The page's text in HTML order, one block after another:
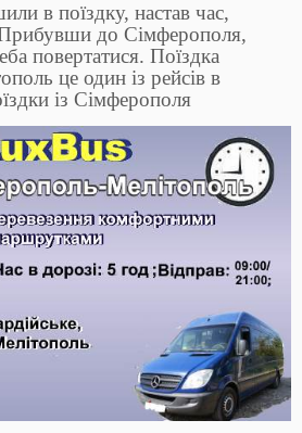
в поїздку, настав час,
Прибувши до Сімферополя,
повертатися. Поїздка
це один із рейсів в
із Сімферополя